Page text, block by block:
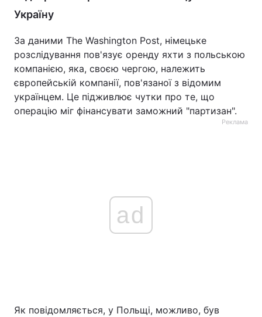
Україну
За даними The Washington Post, німецьке
розслідування пов'язує оренду яхти з польською
компанією, яка, своєю чергою, належить
європейській компанії, пов'язаної з відомим
українцем. Це підживлює чутки про те, що
операцію міг фінансувати заможний "партизан".
Реклама
ad
Як повідомляється, у Польщі, можливо, був